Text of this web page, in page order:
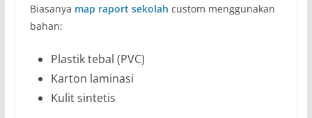
Biasanya map raport sekolah custom menggunakan
bahan:
Plastik tebal (PVC)
Karton laminasi
Kulit sintetis